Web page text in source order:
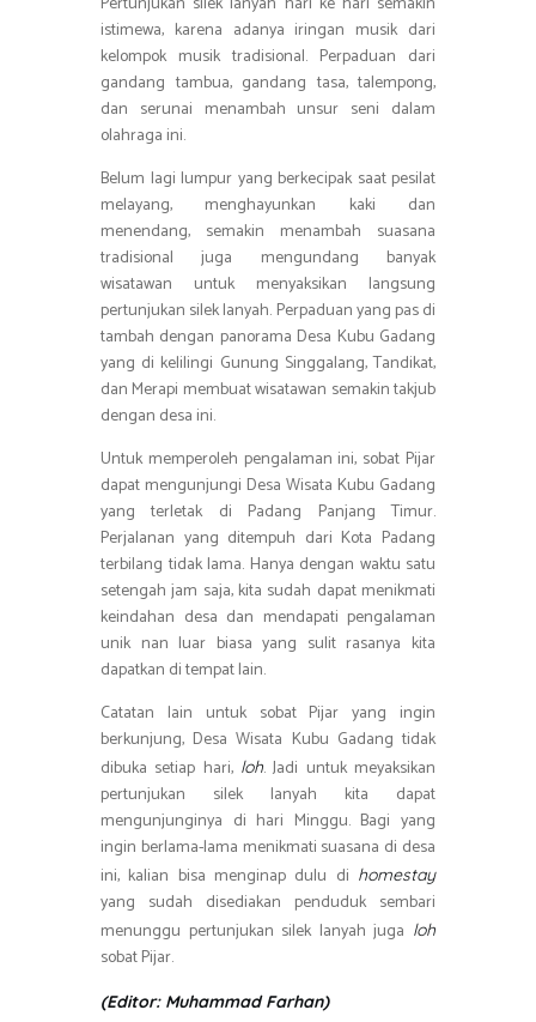
istimewa, karena adanya iringan musik dari
kelompok musik tradisional. Perpaduan dari
gandang tambua, gandang tasa, talempong,
dan serunai menambah unsur seni dalam
olahraga ini.
Belum lagi lumpur yang berkecipak saat pesilat
melayang, menghayunkan kaki dan
menendang, semakin menambah suasana
tradisional juga mengundang banyak
wisatawan untuk menyaksikan langsung
pertunjukan silek lanyah. Perpaduan yang pas di
tambah dengan panorama Desa Kubu Gadang
yang di kelilingi Gunung Singgalang, Tandikat,
dan Merapi membuat wisatawan semakin takjub
dengan desa ini.
Untuk memperoleh pengalaman ini, sobat Pijar
dapat mengunjungi Desa Wisata Kubu Gadang
yang terletak di Padang Panjang Timur.
Perjalanan yang ditempuh dari Kota Padang
terbilang tidak lama. Hanya dengan waktu satu
setengah jam saja, kita sudah dapat menikmati
keindahan desa dan mendapati pengalaman
unik nan luar biasa yang sulit rasanya kita
dapatkan di tempat lain.
Catatan lain untuk sobat Pijar yang ingin
berkunjung, Desa Wisata Kubu Gadang tidak
dibuka setiap hari, loh. Jadi untuk meyaksikan
pertunjukan silek lanyah kita dapat
mengunjunginya di hari Minggu. Bagi yang
ingin berlama-lama menikmati suasana di desa
ini, kalian bisa menginap dulu di homestay
yang sudah disediakan penduduk sembari
menunggu pertunjukan silek lanyah juga loh
sobat Pijar.
(Editor: Muhammad Farhan)